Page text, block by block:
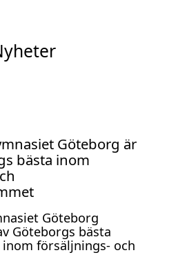
Göteborg är
bästa inom
Göteborg
Göteborgs bästa
försäljnings- och